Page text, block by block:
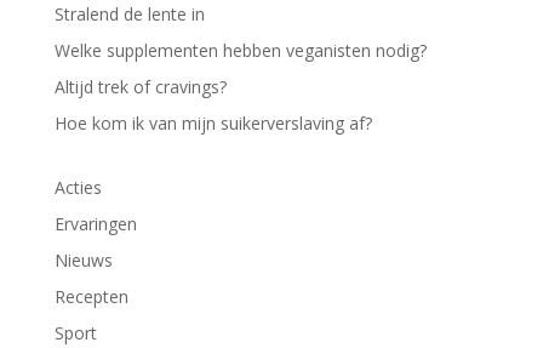
Stralend de lente in
Welke supplementen hebben veganisten nodig?
Altijd trek of cravings?
Hoe kom ik van mijn suikerverslaving af?
Acties
Ervaringen
Nieuws
Recepten
Sport